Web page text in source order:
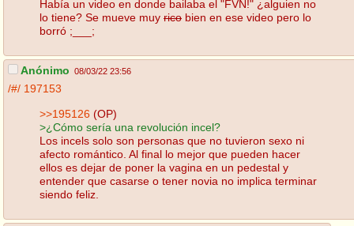
Había un video en donde bailaba el "FVN!" ¿alguien no
lo tiene? Se mueve muy rico bien en ese video pero lo
borró ;___;
Anónimo 08/03/22 23:56
/#/ 197153
>>195126 (OP)
>¿Cómo sería una revolución incel?
Los incels solo son personas que no tuvieron sexo ni
afecto romántico. Al final lo mejor que pueden hacer
ellos es dejar de poner la vagina en un pedestal y
entender que casarse o tener novia no implica terminar
siendo feliz.